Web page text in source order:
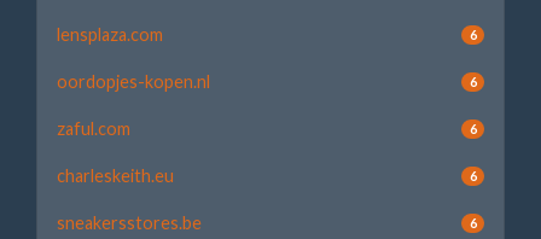
lensplaza.com 6
oordopjes-kopen.nl 6
zaful.com 6
charleskeith.eu 6
sneakersstores.be 6